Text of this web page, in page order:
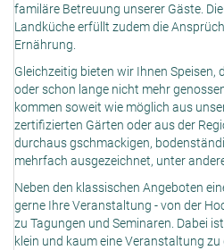
familäre Betreuung unserer Gäste.
Landküche erfüllt zudem die
Ernährung.
Gleichzeitig bieten wir Ihnen Speisen,
oder schon lange nicht mehr
kommen soweit wie möglich aus
zertifizierten Gärten oder aus der
durchaus gschmackigen,
mehrfach ausgezeichnet, unter
Neben den klassischen Angeboten
gerne Ihre Veranstaltung - von der
zu Tagungen und Seminaren. Dabei
klein und kaum eine Veranstaltung zu